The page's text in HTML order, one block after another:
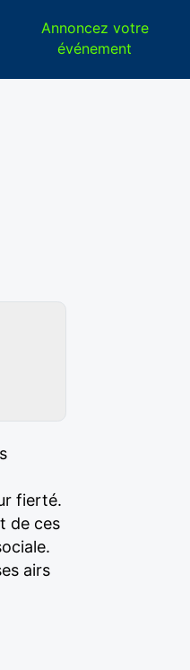
Annoncez votre
événement
fierté.
de ces
airs